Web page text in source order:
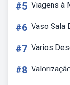
#5 Viagens à
#6 Vaso Sala
#7 Varios
#8